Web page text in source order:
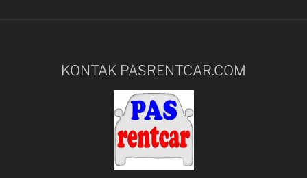
KONTAK PASRENTCAR.COM